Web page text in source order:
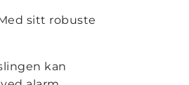
sitt robuste
kan